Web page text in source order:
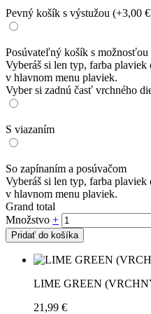
Pevný košík s výstužou (+3,00
Posúvateľný košík s možnosťou
Vyberáš si len typ, farba plaviek
v hlavnom menu plaviek.
Vyber si zadnú časť vrchného
S viazaním
So zapínaním a posúvačom
Vyberáš si len typ, farba plaviek
v hlavnom menu plaviek.
Grand total
Množstvo +
Pridať do košíka
LIME GREEN
21,99 €